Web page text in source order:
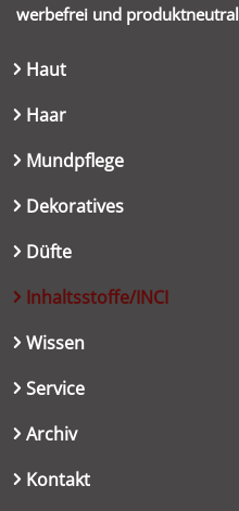
werbefrei und produktneutral
Haut
Haar
Mundpflege
Dekoratives
Düfte
Inhaltsstoffe/INCI
Wissen
Service
Archiv
Kontakt